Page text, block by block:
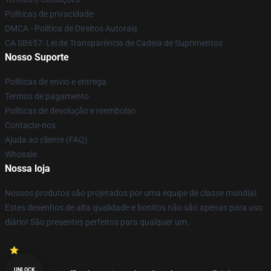
Políticas de privacidade
DMCA - Política de Direitos Autorais
CA SB657: Lei de Transparência de Cadeia de Suprimentos
Nosso Suporte
Políticas de envio e entrega
Termos de pagamento
Políticas de devolução e reembolso
Contacte-nos
Ajuda ao cliente (FAQ)
Whosale
Nossa loja
Nossos produtos são projetados por uma equipe de classe mundial.
Estes desenhos de alta qualidade e bonitos não são apenas para uso
diário! São presentes perfeitos para qualquer um.
UNLOCK